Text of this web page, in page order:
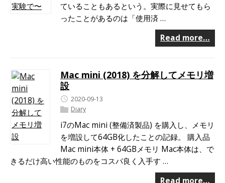
ていることもあるという。実際に見せてもら
ったことがあるのは「使用済 …
Read more…
Mac mini (2018) を分解してメモリ増
設
2020-09-13
Diary
i7のMac mini (整備済製品) を購入し、メモリ
を増設して64GB化したことの記録。 購入品
Mac mini本体 + 64GBメモリ Mac本体は、で
きるだけ高い性能のものをコスパ良く入手す …
Read more…